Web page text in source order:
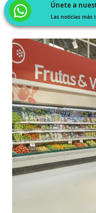
Únete a
Las noticias